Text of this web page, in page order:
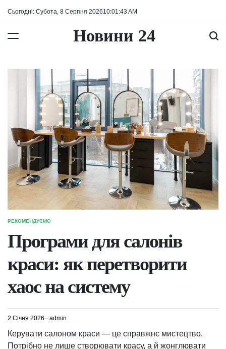
Сьогодні: Субота, 8 Серпня 202610:01 :44 AM
Новини 24
ОПУБЛІКУВАТИ
РЕКОМЕНДУЄМО
Програми для салонів
краси: як перетворити
хаос на систему
2 Січня 2026 admin
Керувати салоном краси — це справжнє мистецтво.
Потрібно не лише створювати красу, а й жонглювати